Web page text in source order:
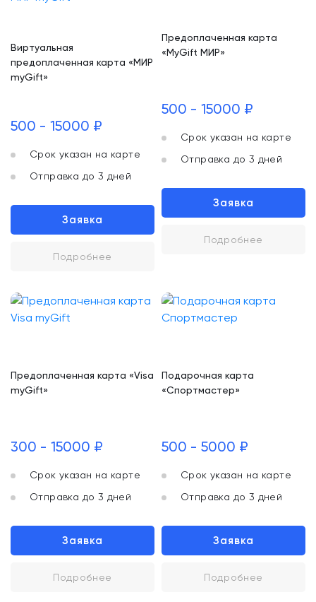
Виртуальная
предоплаченная карта «МИР
myGift»
500 - 15000 ₽
Срок указан на карте
Отправка до 3 дней
Заявка
Подробнее
Предоплаченная карта
«MyGift МИР»
500 - 15000 ₽
Срок указан на карте
Отправка до 3 дней
Заявка
Подробнее
Предоплаченная карта «Visa
myGift»
300 - 15000 ₽
Срок указан на карте
Отправка до 3 дней
Заявка
Подробнее
Подарочная карта
«Спортмастер»
500 - 5000 ₽
Срок указан на карте
Отправка до 3 дней
Заявка
Подробнее